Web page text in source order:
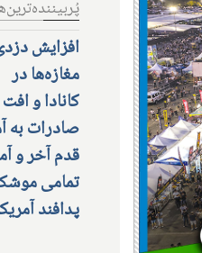
افزایش
مغازه‌ها در
کانادا و افت
صادرات به
قدم آخر و
پدافند